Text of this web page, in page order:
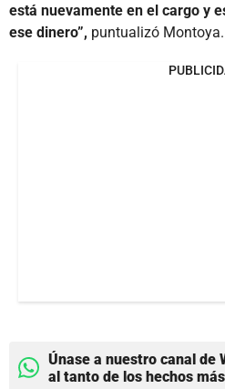
está nuevamente en el cargo y
ese dinero”, puntualizó Montoya.
Únase a nuestro canal de
al tanto de los hechos